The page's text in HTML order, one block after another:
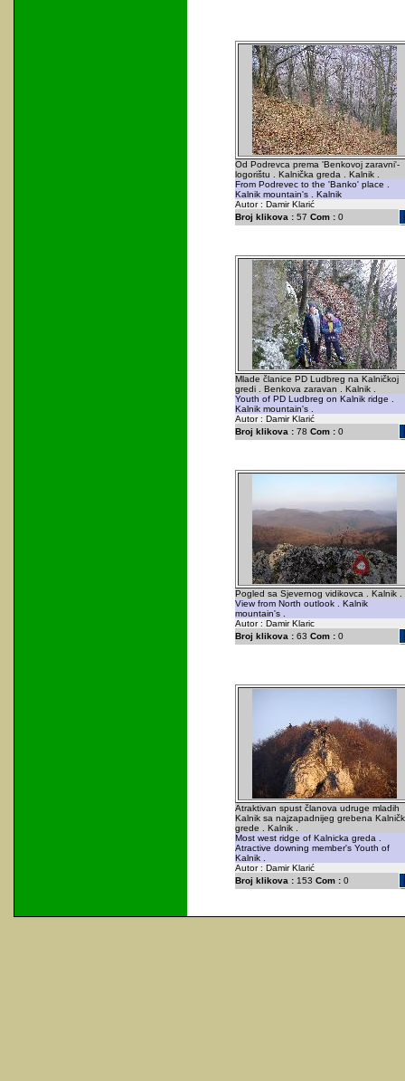
Od Podrevca prema 'Benkovoj zaravni'-
logorištu . Kalnička greda . Kalnik .
From Podrevec to the 'Banko' place .
Kalnik mountain's . Kalnik
Autor : Damir Klarić
Broj klikova :57 Com :0
Mlade članice PD Ludbreg na Kalničkoj
gredi . Benkova zaravan . Kalnik .
Youth of PD Ludbreg on Kalnik ridge .
Kalnik mountain's .
Autor : Damir Klarić
Broj klikova :78 Com :0
Pogled sa Sjevernog vidikovca . Kalnik .
View from North outlook . Kalnik
mountain's .
Autor : Damir Klaric
Broj klikova :63 Com :0
Atraktivan spust članova udruge mladih
Kalnik sa najzapadnijeg grebena
grede . Kalnik .
Most west ridge of Kalnicka greda .
Atractive downing member's Youth of
Kalnik .
Autor : Damir Klarić
Broj klikova :153 Com :0